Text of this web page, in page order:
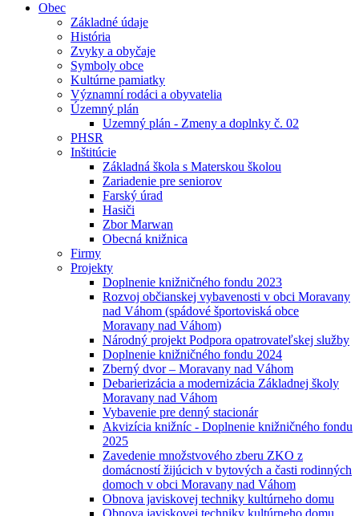
Obec
Základné údaje
História
Zvyky a obyčaje
Symboly obce
Kultúrne pamiatky
Významní rodáci a obyvatelia
Územný plán
Uzemný plán - Zmeny a doplnky č. 02
PHSR
Inštitúcie
Základná škola s Materskou školou
Zariadenie pre seniorov
Farský úrad
Hasiči
Zbor Marwan
Obecná knižnica
Firmy
Projekty
Doplnenie knižničného fondu 2023
Rozvoj občianskej vybavenosti v obci Moravany
nad Váhom (spádové športoviská obce
Moravany nad Váhom)
Národný projekt Podpora opatrovateľskej služby
Doplnenie knižničného fondu 2024
Zberný dvor – Moravany nad Váhom
Debarierizácia a modernizácia Základnej školy
Moravany nad Váhom
Vybavenie pre denný stacionár
Akvizícia knižníc - Doplnenie knižničného fondu
2025
Zavedenie množstvového zberu ZKO z
domácností žijúcich v bytových a časti rodinných
domoch v obci Moravany nad Váhom
Obnova javiskovej techniky kultúrneho domu
Obnova javiskovej techniky kultúrneho domu